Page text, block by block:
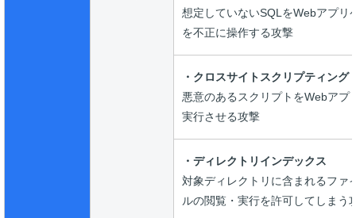
想定していないSQLをWebアプリ
を不正に操作する攻撃
・クロスサイトスクリプティング
悪意のあるスクリプトをWebア
実行させる攻撃
・ディレクトリインデックス
対象ディレクトリに含まれるファ
ルの閲覧・実行を許可してしまう